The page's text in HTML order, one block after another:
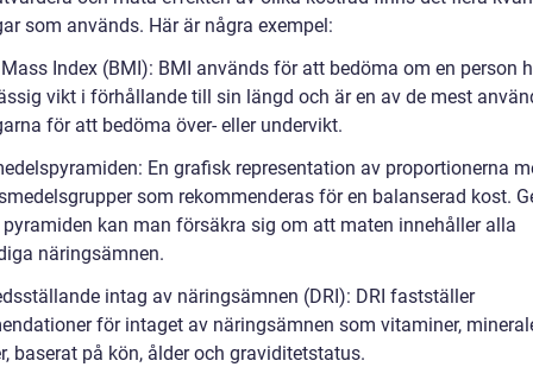
som används. Här är några exempel:
Index (BMI): BMI används för att bedöma om en person
vikt i förhållande till sin längd och är en av de mest
för att bedöma över- eller undervikt.
En grafisk representation av proportionerna
som rekommenderas för en balanserad kost.
kan man försäkra sig om att maten innehåller alla
näringsämnen.
intag av näringsämnen (DRI): DRI fastställer
för intaget av näringsämnen som vitaminer,
baserat på kön, ålder och graviditetstatus.